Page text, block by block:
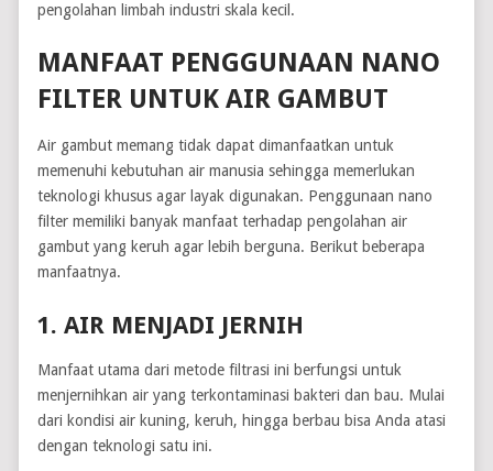
pengolahan limbah industri skala kecil.
MANFAAT PENGGUNAAN NANO
FILTER UNTUK AIR GAMBUT
Air gambut memang tidak dapat dimanfaatkan untuk
memenuhi kebutuhan air manusia sehingga memerlukan
teknologi khusus agar layak digunakan. Penggunaan nano
filter memiliki banyak manfaat terhadap pengolahan air
gambut yang keruh agar lebih berguna. Berikut beberapa
manfaatnya.
1. AIR MENJADI JERNIH
Manfaat utama dari metode filtrasi ini berfungsi untuk
menjernihkan air yang terkontaminasi bakteri dan bau. Mulai
dari kondisi air kuning, keruh, hingga berbau bisa Anda atasi
dengan teknologi satu ini.